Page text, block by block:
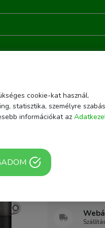
VÉDŐBURKOLAT FUJIFILM X-T5-HÖZ
Cikkszám: SS-
JJC
Scratch
höz
cookie-kat használ.
statisztika, személyre
információkat az